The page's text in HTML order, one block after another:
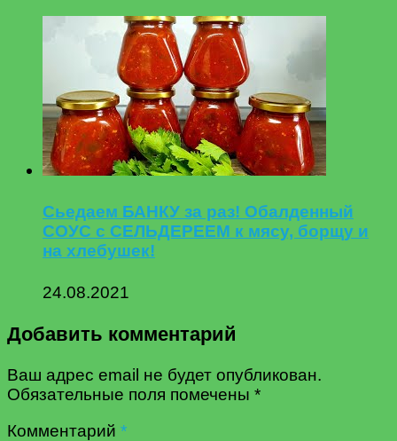
Сьедаем БАНКУ за раз! Обалденный
СОУС с СЕЛЬДЕРЕЕМ к мясу, борщу и
на хлебушек!
24.08.2021
Добавить комментарий
Ваш адрес email не будет опубликован.
Обязательные поля помечены *
Комментарий *